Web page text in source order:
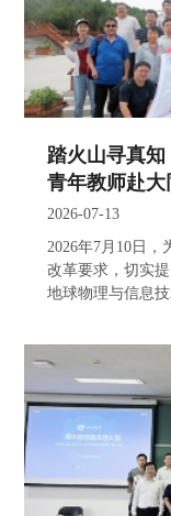
踏火山寻真
青年教师赴大
2026-07-13
2026年7月10日
改革要求，切实
地球物理与信息